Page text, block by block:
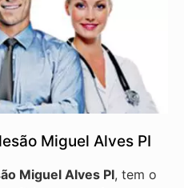
Miguel Alves PI
Miguel Alves PI, tem o